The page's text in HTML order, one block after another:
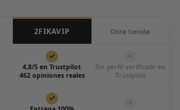
2FIKAVIP Otra tienda
4,8/5 en Trustpilot
462 opiniones reales
Sin perfil verificado en
Trustpilot